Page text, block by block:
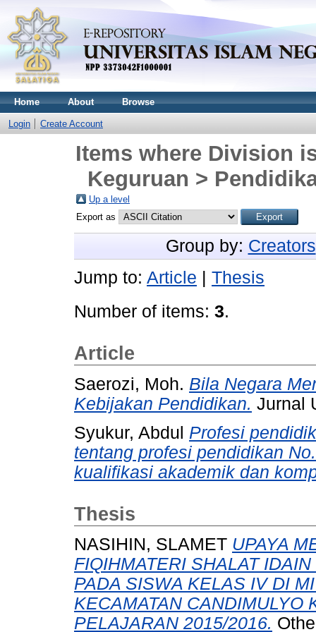
Home About Browse
Login Create Account
Items where Division
Keguruan >
Up a level
Export as
Group by: Creators
Jump to: Article
Thesis
Number of items: 3.
Article
Saerozi, Moh. Bila Negara
Kebijakan Pendidikan. Jurnal
Syukur, Abdul Profesi
tentang profesi pendidikan
kualifikasi akademik dan
Thesis
NASIHIN, SLAMET UPAYA
FIQIHMATERI SHALAT
PADA SISWA KELAS IV DI
KECAMATAN CANDIMULYO
PELAJARAN 2015/2016.